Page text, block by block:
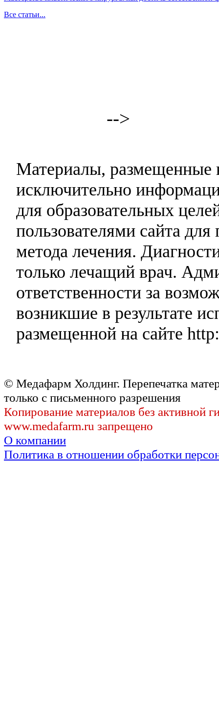
Все статьи...
-->
Материалы, размещенные
исключительно
для образовательных
пользователями сайта
метода лечения.
только лечащий врач.
ответственности за
возникшие в результате
размещенной на сайте
© Медафарм Холдинг. Перепечатка
только с письменного разрешения
Копирование материалов без активной
www.medafarm.ru запрещено
О компании
Политика в отношении обработки